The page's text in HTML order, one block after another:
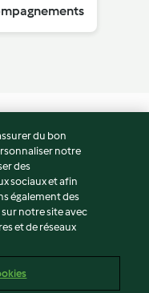
du bon
notre
des
sociaux et afin
également des
notre site avec
et de réseaux